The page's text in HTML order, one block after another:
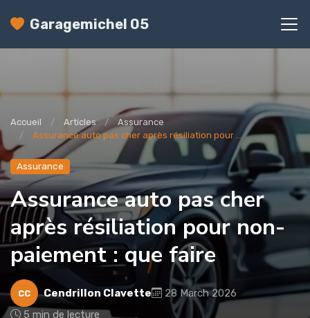
Garagemichel 05
Accueil Articles
Assurance
Assurance auto pas cher après résiliation pour ...
Assurance
Assurance auto pas cher
après résiliation pour non-
paiement : que faire
CC Cendrillon Clavette
28 March 2026
5 min de lecture